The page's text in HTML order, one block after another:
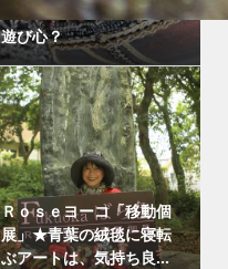
遊び心？
Ｒｏｓｅヨーコ「移動個
展」★青葉の絨毯に寝転
ぶアートは、気持ち良...